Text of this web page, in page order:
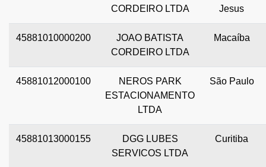
CORDEIRO LTDA
Jesus
45881010000200
JOAO BATISTA
CORDEIRO LTDA
Macaíba
45881012000100
NEROS PARK
ESTACIONAMENTO
LTDA
São Paulo
45881013000155
DGG LUBES
SERVICOS LTDA
Curitiba